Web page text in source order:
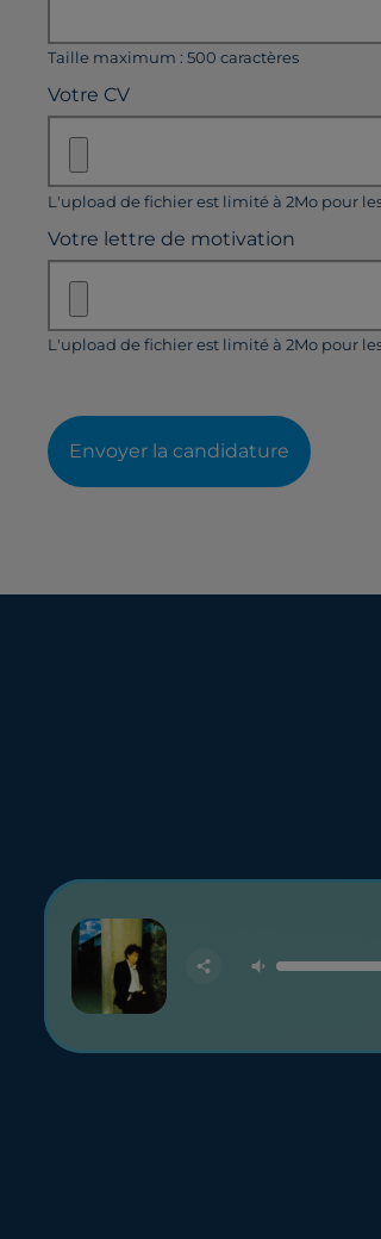
Taille maximum : 500 caractères
Votre CV
L'upload de fichier est limité à 2Mo pour
Votre lettre de motivation
L'upload de fichier est limité à 2Mo pour
Envoyer la candidature